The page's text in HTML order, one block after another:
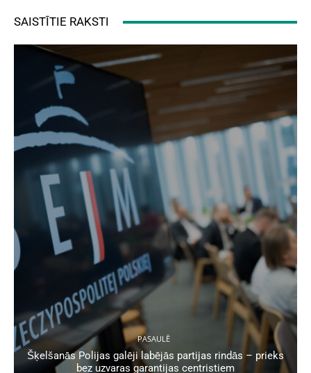
SAISTĪTIE RAKSTI
PASAULĒ
Šķelšanās Polijas galēji labējās partijas rindās – prieks
bez uzvaras garantijas centristiem